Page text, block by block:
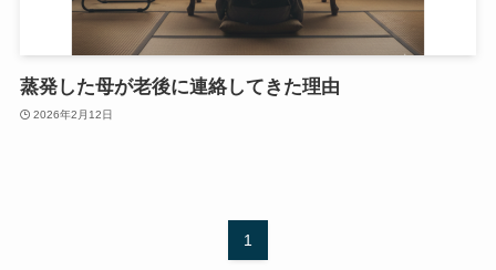
蒸発した母が老後に連絡してきた理由
2026年2月12日
1